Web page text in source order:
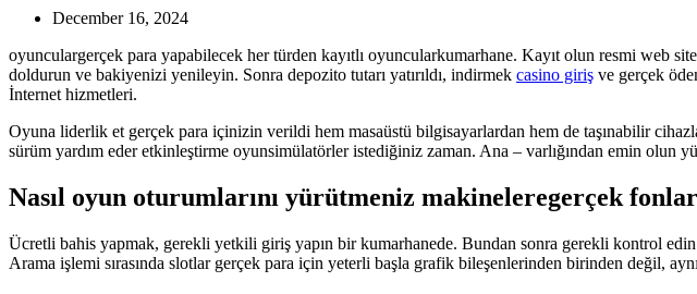
December 16, 2024
oyunculargerçek para yapabilecek her türden kayıtlı oyuncularkumarhane. Kayıt olun resmi web
doldurun ve bakiyenizi yenileyin. Sonra depozito tutarı yatırıldı, indirmek casino giriş ve gerçek
İnternet hizmetleri.
Oyuna liderlik et gerçek para içinizin verildi hem masaüstü bilgisayarlardan hem de taşınabilir
sürüm yardım eder etkinleştirme oyunsimülatörler istediğiniz zaman. Ana – varlığından emin olun
Nasıl oyun oturumlarını yürütmeniz makineleregerçek fonlar
Ücretli bahis yapmak, gerekli yetkili giriş yapın bir kumarhanede. Bundan sonra gerekli kontrol
Arama işlemi sırasında slotlar gerçek para için yeterli başla grafik bileşenlerinden birinden değil,